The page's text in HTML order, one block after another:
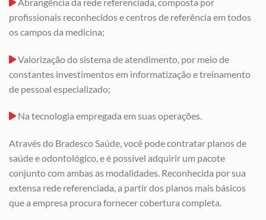
profissionais reconhecidos e centros de referência em todos
os campos da medicina;
Valorização do sistema de atendimento, por meio de
constantes investimentos em informatização e treinamento
de pessoal especializado;
Na tecnologia empregada em suas operações.
Através do Bradesco Saúde, você pode contratar planos de
saúde e odontológico, e é possível adquirir um pacote
conjunto com ambas as modalidades. Reconhecida por sua
extensa rede referenciada, a partir dos planos mais básicos
que a empresa procura fornecer cobertura completa.